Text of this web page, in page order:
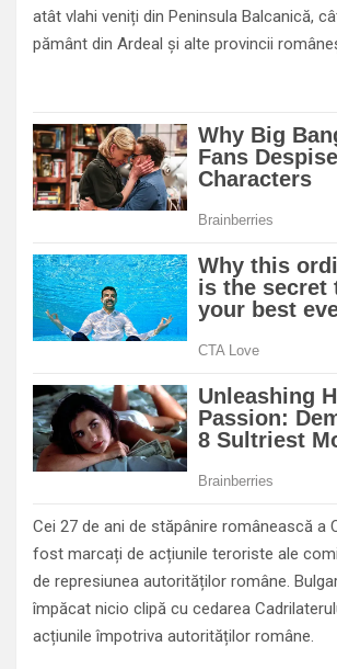
atât vlahi veniți din Peninsula Balcanică,
pământ din Ardeal și alte provincii
Cei 27 de ani de stăpânire românească a
fost marcați de acțiunile teroriste ale
de represiunea autorităților române.
împăcat nicio clipă cu cedarea
acțiunile împotriva autorităților române.